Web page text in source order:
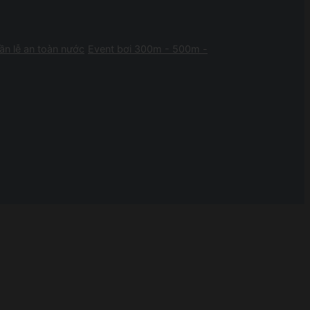
lễ an toàn nước Event bơi 300m - 500m -